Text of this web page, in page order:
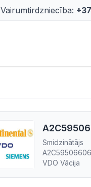
Vairumtirdzniecība:
Smidzinātājs
A2C59506606
VDO Vācija